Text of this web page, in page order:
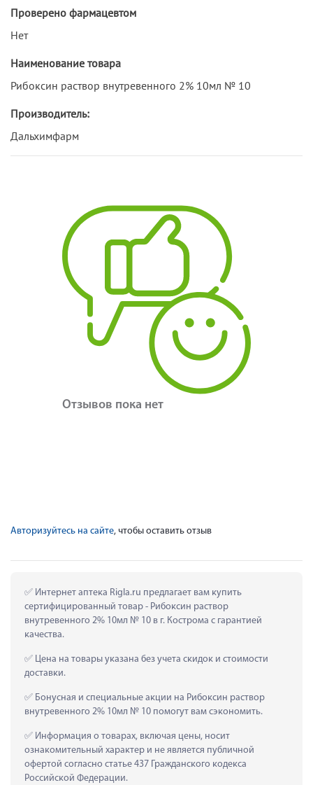
Проверено фармацевтом
Нет
Наименование товара
Рибоксин раствор внутревенного 2% 10мл № 10
Производитель:
Дальхимфарм
Отзывов пока нет
Авторизуйтесь на сайте, чтобы оставить отзыв
Интернет аптека Rigla.ru предлагает вам купить
сертифицированный товар - Рибоксин раствор
внутревенного 2% 10мл № 10 в г. Кострома с гарантией
качества.
Цена на товары указана без учета скидок и стоимости
доставки.
Бонусная и специальные акции на Рибоксин раствор
внутревенного 2% 10мл № 10 помогут вам сэкономить.
Информация о товарах, включая цены, носит
ознакомительный характер и не является публичной
офертой согласно статье 437 Гражданского кодекса
Российской Федерации.